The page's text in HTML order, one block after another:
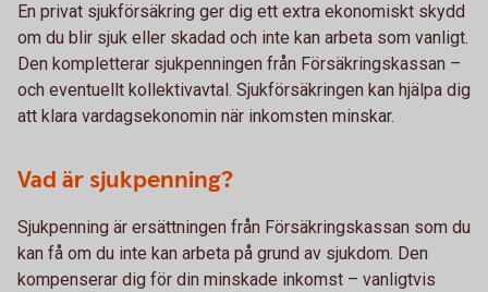
En privat sjukförsäkring ger dig ett extra ekonomiskt skydd
om du blir sjuk eller skadad och inte kan arbeta som vanligt.
Den kompletterar sjukpenningen från Försäkringskassan –
och eventuellt kollektivavtal. Sjukförsäkringen kan hjälpa dig
att klara vardagsekonomin när inkomsten minskar.
Vad är sjukpenning?
Sjukpenning är ersättningen från Försäkringskassan som du
kan få om du inte kan arbeta på grund av sjukdom. Den
kompenserar dig för din minskade inkomst – vanligtvis